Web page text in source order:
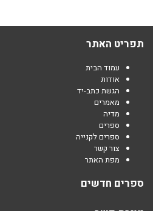
תפריט האתר
עמוד הבית
אודות
הגשת כתב-יד
מאמרים
מדיה
ספרים
ספרים לקנייה
צור קשר
מפת האתר
ספרים חדשים